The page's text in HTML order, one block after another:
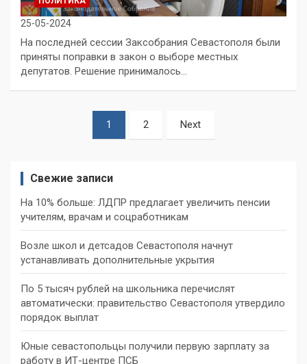
25-05-2024
На последней сессии Заксобрания Севастополя были
приняты поправки в закон о выборе местных
депутатов. Решение принималось…
1 2 Next
Свежие записи
На 10% больше: ЛДПР предлагает увеличить пенсии
учителям, врачам и соцработникам
Возле школ и детсадов Севастополя начнут
устанавливать дополнительные укрытия
По 5 тысяч рублей на школьника перечислят
автоматически: правительство Севастополя утвердило
порядок выплат
Юные севастопольцы получили первую зарплату за
работу в ИТ-центре ПСБ